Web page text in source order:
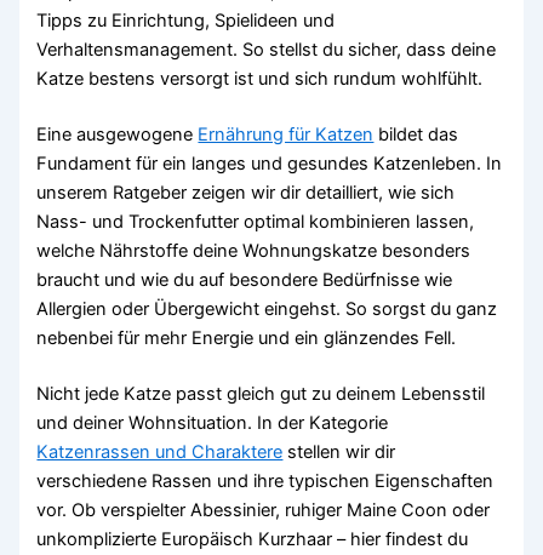
Tipps zu Einrichtung, Spielideen und
Verhaltensmanagement. So stellst du sicher, dass deine
Katze bestens versorgt ist und sich rundum wohlfühlt.
Eine ausgewogene Ernährung für Katzen bildet das
Fundament für ein langes und gesundes Katzenleben. In
unserem Ratgeber zeigen wir dir detailliert, wie sich
Nass- und Trockenfutter optimal kombinieren lassen,
welche Nährstoffe deine Wohnungskatze besonders
braucht und wie du auf besondere Bedürfnisse wie
Allergien oder Übergewicht eingehst. So sorgst du ganz
nebenbei für mehr Energie und ein glänzendes Fell.
Nicht jede Katze passt gleich gut zu deinem Lebensstil
und deiner Wohnsituation. In der Kategorie
Katzenrassen und Charaktere stellen wir dir
verschiedene Rassen und ihre typischen Eigenschaften
vor. Ob verspielter Abessinier, ruhiger Maine Coon oder
unkomplizierte Europäisch Kurzhaar – hier findest du